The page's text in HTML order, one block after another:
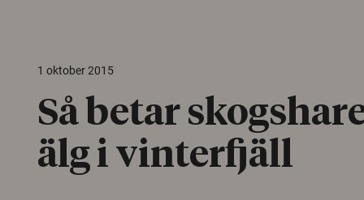
1 oktober 2015
Så betar
älg i vinterfjäll